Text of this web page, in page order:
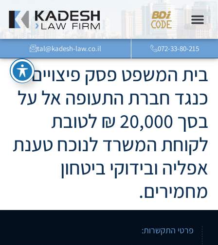
072-33-80-215
tal@kadesh-law.co.il
בית המשפט פסק פיצויים
כנגד חברת התעופה אל על
בסך 20,000 ₪ לטובת
לקוחת המשרד לנוכח טענת
אפליה ובידוקי ביטחון
מחמירים.
פרטי התקשרות: